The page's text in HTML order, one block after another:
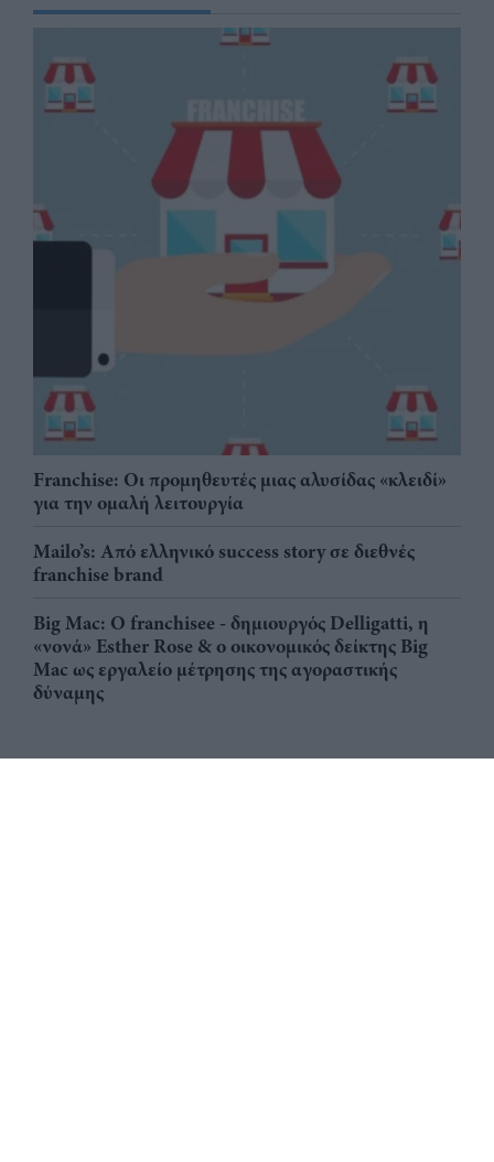
Franchise: Οι προμηθευτές μιας αλυσίδας «κλειδί»
για την ομαλή λειτουργία
Mailo’s: Από ελληνικό success story σε διεθνές
franchise brand
Big Mac: Ο franchisee - δημιουργός Delligatti, η
«νονά» Esther Rose & ο οικονομικός δείκτης Big
Mac ως εργαλείο μέτρησης της αγοραστικής
δύναμης